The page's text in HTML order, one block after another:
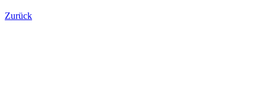
Zurück